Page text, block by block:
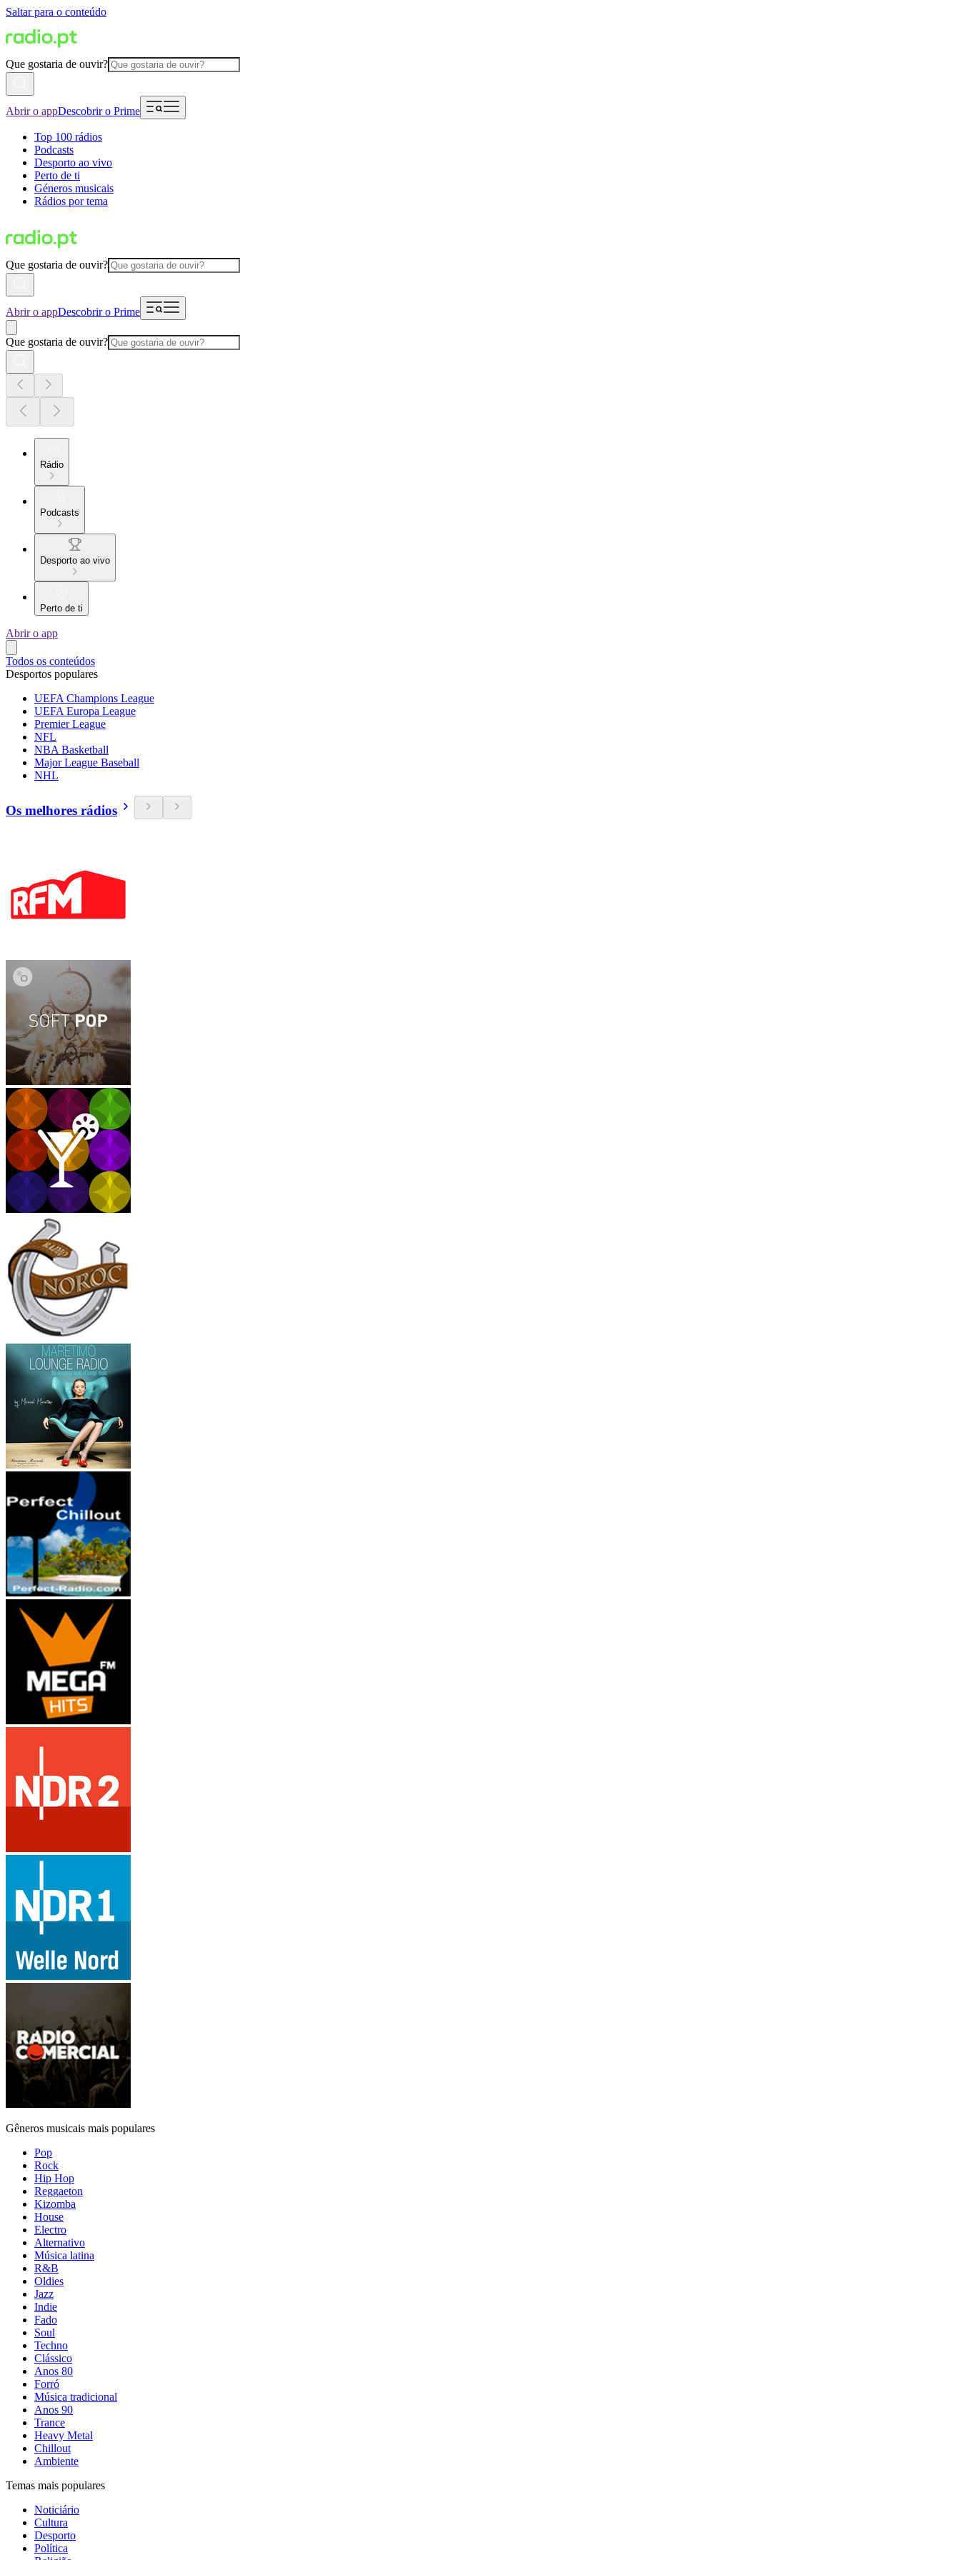
Saltar para o conteúdo
Que gostaria de ouvir?
Abrir o appDescobrir o Prime
Top 100 rádios
Podcasts
Desporto ao vivo
Perto de ti
Géneros musicais
Rádios por tema
Que gostaria de ouvir?
Abrir o appDescobrir o Prime
Que gostaria de ouvir?
Rádio
Podcasts
Desporto ao vivo
Perto de ti
Abrir o app
Todos os conteúdos
Desportos populares
UEFA Champions League
UEFA Europa League
Premier League
NFL
NBA Basketball
Major League Baseball
NHL
Os melhores rádios
Gêneros musicais mais populares
Pop
Rock
Hip Hop
Reggaeton
Kizomba
House
Electro
Alternativo
Música latina
R&B
Oldies
Jazz
Indie
Fado
Soul
Techno
Clássico
Anos 80
Forró
Música tradicional
Anos 90
Trance
Heavy Metal
Chillout
Ambiente
Temas mais populares
Noticiário
Cultura
Desporto
Política